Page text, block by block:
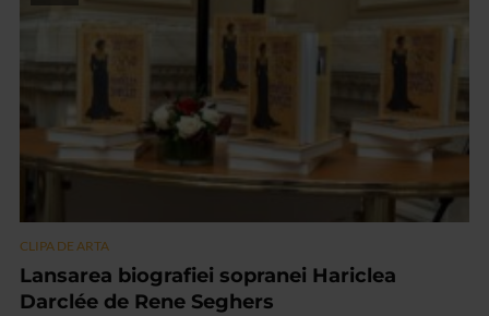
CLIPA DE ARTA
Lansarea biografiei sopranei Hariclea
Darclée de Rene Seghers